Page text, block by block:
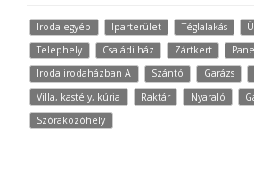
Iroda egyéb Iparterület Téglalakás
Telephely
Családi ház Zártkert
Iroda irodaházban A
Szántó Garázs
Villa, kastély, kúria
Raktár Nyaraló
Szórakozóhely